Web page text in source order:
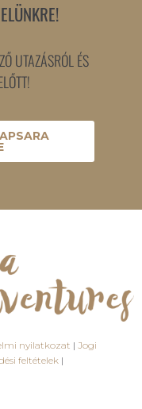
UTAZÁSRÓL ÉS
nyilatkozat | Jogi
feltételek |